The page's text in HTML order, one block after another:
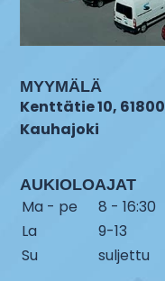
MYYMÄLÄ
Kenttätie 10, 61800
Kauhajoki
AUKIOLOAJAT
Ma - pe
8 - 16:30
La
9-13
Su
suljettu